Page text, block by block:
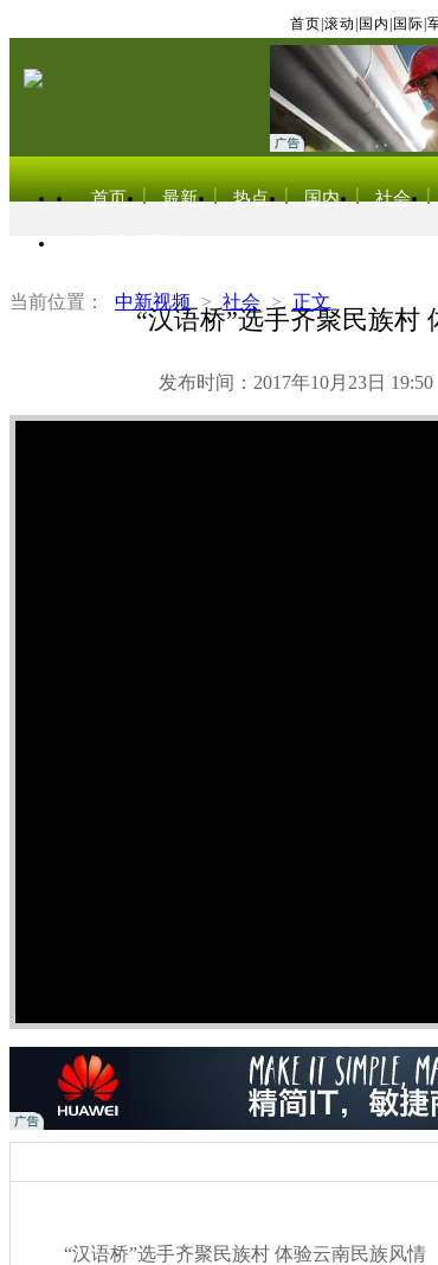
首页 滚动 国内 国际
首页 最新 热点 国内 社会
当前位置： 中新视频 > 社会 > 正文
“汉语桥”选手齐聚民族村
发布时间：2017年10月23日 19:50
“汉语桥”选手齐聚民族村 体验云南民族风情